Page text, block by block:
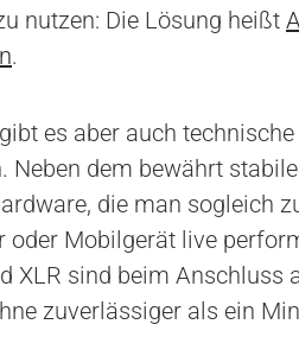
nutzen: Die Lösung heißt
.
es aber auch
Neben dem bewährt
die man sogleich
oder Mobilgerät live
XLR sind beim Anschluss
zuverlässiger als ein